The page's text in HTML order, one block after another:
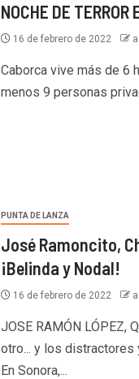
NOCHE DE TERROR
16 de febrero de 2022
Caborca vive más de 6
menos 9 personas
PUNTA DE LANZA
José Ramoncito,
¡Belinda y Nodal!
16 de febrero de 2022
JOSE RAMÓN LÓPEZ,
otro... y los distractores
En Sonora,...